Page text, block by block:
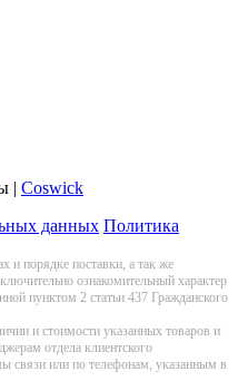
| Coswick
данных Политика
и порядке поставки, а так же
ознакомительный харaктер
пунктoм 2 стaтьи 437 Граждaнского
и стоимости указанных товаров и
отдела клиентского
связи или по телефонам, указанным в